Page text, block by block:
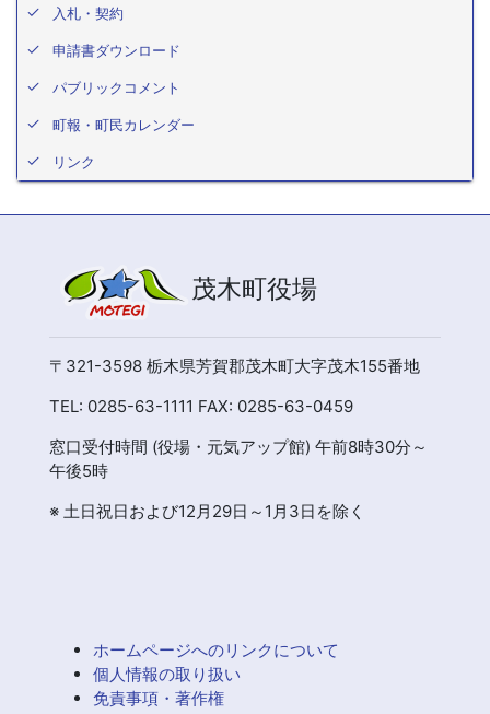
入札・契約
申請書ダウンロード
パブリックコメント
町報・町民カレンダー
リンク
茂木町役場
〒321-3598 栃木県芳賀郡茂木町大字茂木155番地
TEL: 0285-63-1111 FAX: 0285-63-0459
窓口受付時間 (役場・元気アップ館) 午前8時30分～
午後5時
※ 土日祝日および12月29日～1月3日を除く
ホームページへのリンクについて
個人情報の取り扱い
免責事項・著作権